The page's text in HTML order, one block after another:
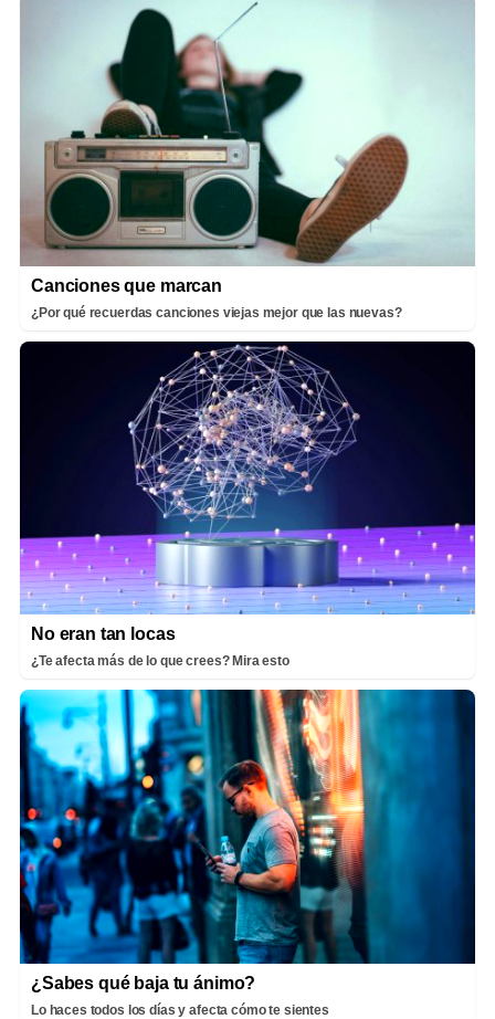
Canciones que marcan
¿Por qué recuerdas canciones viejas mejor que las nuevas?
No eran tan locas
¿Te afecta más de lo que crees? Mira esto
¿Sabes qué baja tu ánimo?
Lo haces todos los días y afecta cómo te sientes